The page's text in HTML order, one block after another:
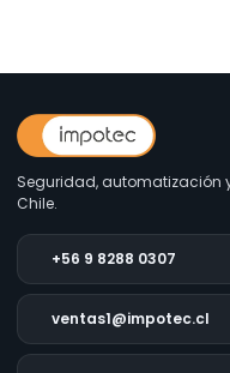
Seguridad,
Chile.
+56 9 8288 0307
ventas1@impotec.cl